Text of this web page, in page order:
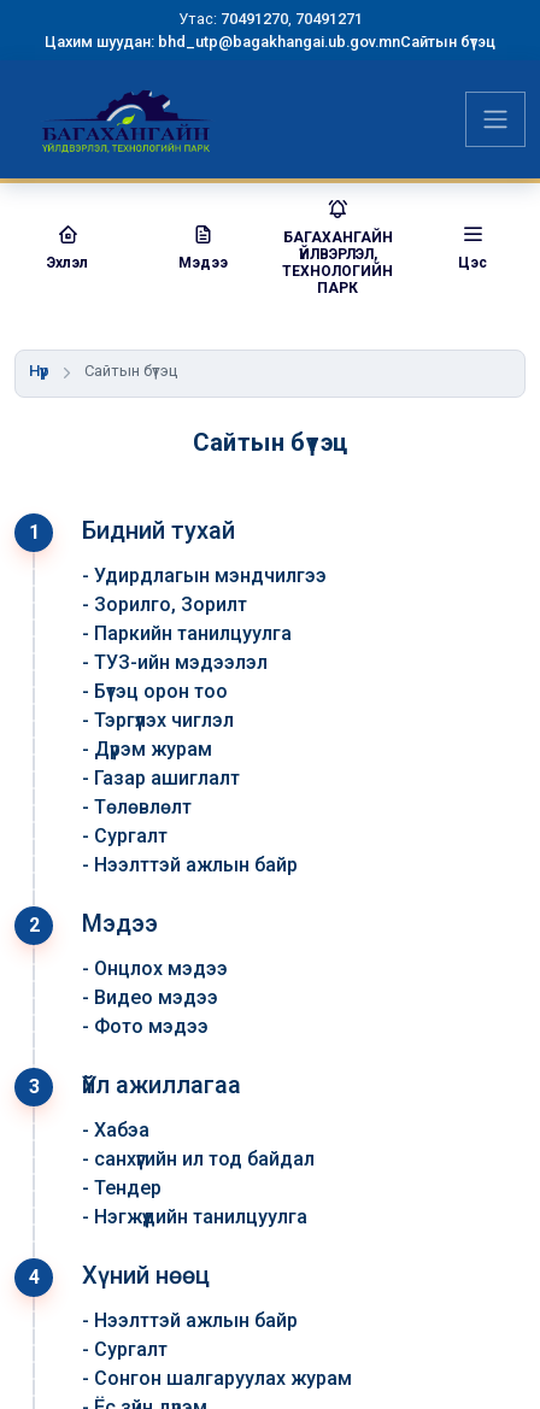
Утас: 70491270, 70491271
Цахим шуудан: bhd_utp@bagakhangai.ub.gov.mnСайтын бүтэц
Эхлэл Мэдээ
БАГАХАНГАЙН
ҮЙЛВЭРЛЭЛ,
ТЕХНОЛОГИЙН
ПАРК
Цэс
Нүүр Сайтын бүтэц
Сайтын бүтэц
1 Бидний тухай
- Удирдлагын мэндчилгээ
- Зорилго, Зорилт
- Паркийн танилцуулга
- ТУЗ-ийн мэдээлэл
- Бүтэц орон тоо
- Тэргүүлэх чиглэл
- Дүрэм журам
- Газар ашиглалт
- Төлөвлөлт
- Сургалт
- Нээлттэй ажлын байр
2 Мэдээ
- Онцлох мэдээ
- Видео мэдээ
- Фото мэдээ
3 Үйл ажиллагаа
- Хабэа
- санхүүгийн ил тод байдал
- Тендер
- Нэгжүүдийн танилцуулга
4 Хүний нөөц
- Нээлттэй ажлын байр
- Сургалт
- Сонгон шалгаруулах журам